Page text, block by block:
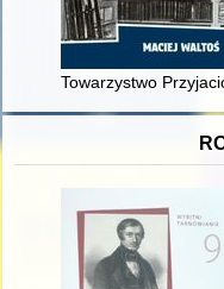
Towarzystwo